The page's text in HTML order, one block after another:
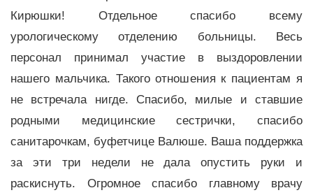
Кирюшки! Отдельное спасибо всему
урологическому отделению больницы. Весь
персонал принимал участие в выздоровлении
нашего мальчика. Такого отношения к пациентам я
не встречала нигде. Спасибо, милые и ставшие
родными медицинские сестрички, спасибо
санитарочкам, буфетчице Валюше. Ваша поддержка
за эти три недели не дала опустить руки и
раскиснуть. Огромное спасибо главному врачу